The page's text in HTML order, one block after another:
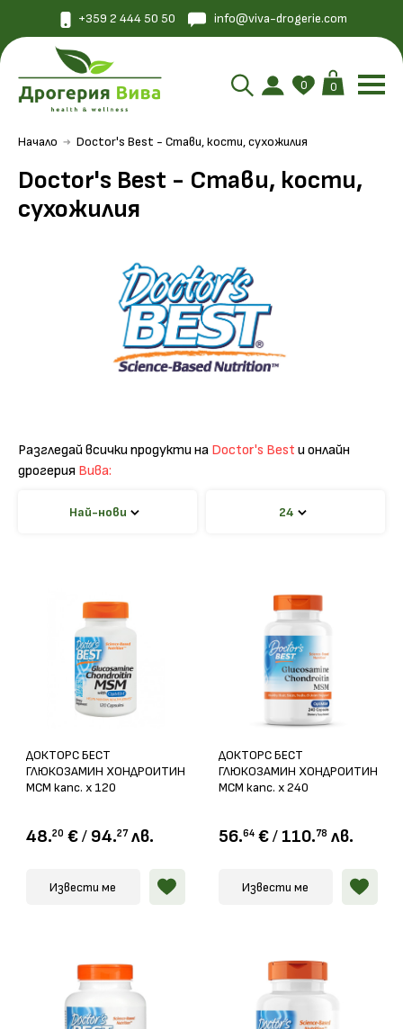
+359 2 444 50 50 info@viva-drogerie.com
0 0
Начало Doctor's Best - Стави, кости, сухожилия
Doctor's Best - Стави, кости,
сухожилия
Разгледай всички продукти на Doctor's Best и онлайн
дрогерия Вива:
Най-нови 24
ДОКТОРС БЕСТ
ГЛЮКОЗАМИН ХОНДРОИТИН
МСМ капс. х 120
48.20 € / 94.27 лв.
Извести ме
ДОКТОРС БЕСТ
ГЛЮКОЗАМИН ХОНДРОИТИН
МСМ капс. х 240
56.64 € / 110.78 лв.
Извести ме